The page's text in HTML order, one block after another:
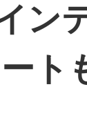
ン
ト